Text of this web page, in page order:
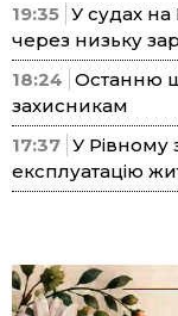
19:35 У судах
через низьку
18:24 Останню
захисникам
17:37 У
експлуатацію